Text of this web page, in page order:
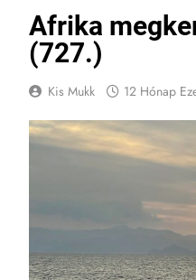
Afrika
(727.)
Kis Mukk 12 Hónap